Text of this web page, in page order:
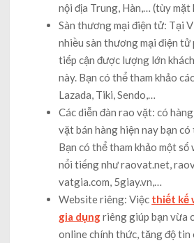
nội địa Trung, Hàn,… (tùy mặt
Sàn thương mại điện tử: Tại
nhiều sàn thương mại điện tử
tiếp cận được lượng lớn
này. Bạn có thể tham khảo
Lazada, Tiki, Sendo,…
Các diễn đàn rao vặt: có
vặt bán hàng hiện nay bạn
Bạn có thể tham khảo một
nổi tiếng như raovat.net,
vatgia.com, 5giay.vn,…
Website riêng: Việc thiết kế
gia dụngriêng giúp bạn vừa
online chính thức, tăng độ tin